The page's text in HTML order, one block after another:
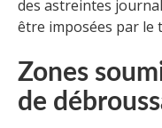
des astreintes
être imposées par le
Zones
de